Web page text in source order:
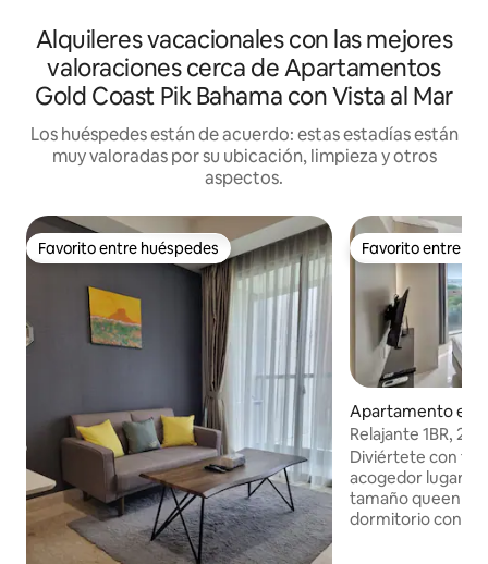
Alquileres vacacionales con las mejores
valoraciones cerca de Apartamentos
Gold Coast Pik Bahama con Vista al Mar
Los huéspedes están de acuerdo: estas estadías están
muy valoradas por su ubicación, limpieza y otros
aspectos.
Favorito entre huéspedes
Favorito entre huéspedes Favorito entre
Favorito entre
Apartamento en
Relajante 1BR, 2
Gold Coast PIK
Diviértete con
acogedor lugar. 1
tamaño queen y
dormitorio con